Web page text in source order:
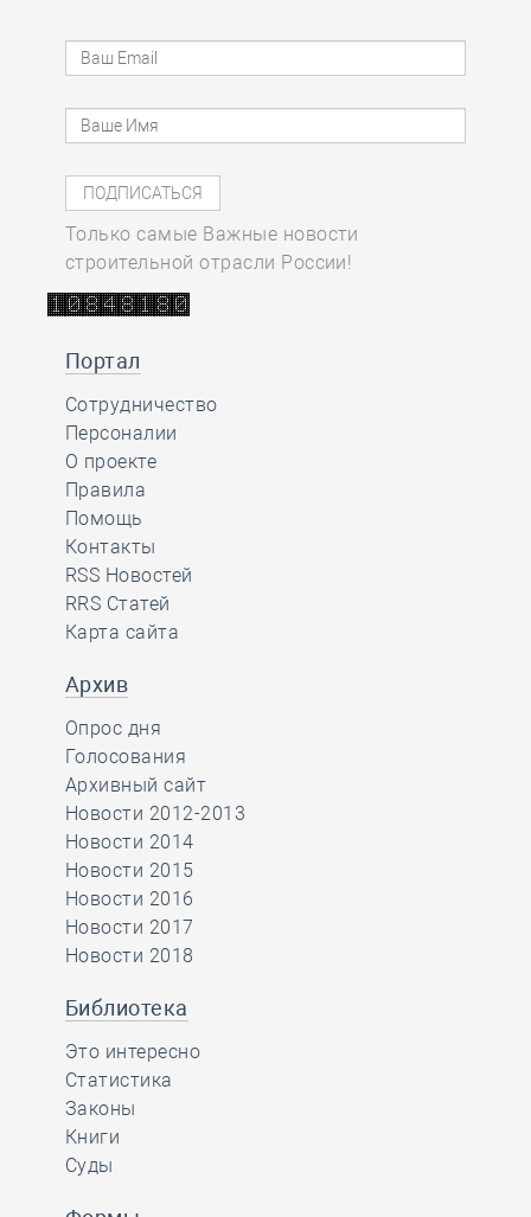
Только самые Важные новости
строительной отрасли России!
Портал
Сотрудничество
Персоналии
О проекте
Правила
Помощь
Контакты
RSS Новостей
RRS Статей
Карта сайта
Архив
Опрос дня
Голосования
Архивный сайт
Новости 2012-2013
Новости 2014
Новости 2015
Новости 2016
Новости 2017
Новости 2018
Библиотека
Это интересно
Статистика
Законы
Книги
Суды